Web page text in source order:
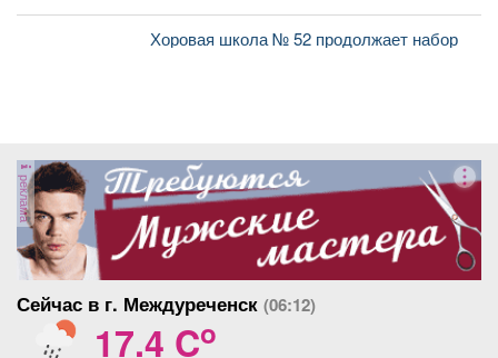
Хоровая школа № 52 продолжает набор
реклама
Сейчас в г. Междуреченск (06:12)
17.4 Co